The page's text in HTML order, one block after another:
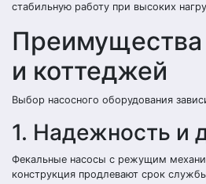
стабильную работу при высоких
Преимущества
и коттеджей
Выбор насосного оборудования
1. Надежность и
Фекальные насосы с режущим
конструкция продлевают срок